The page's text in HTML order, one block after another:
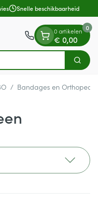
Snelle beschikbaarheid
Zoek
0 artikelen
€ 0,00
0
/ Bandages en